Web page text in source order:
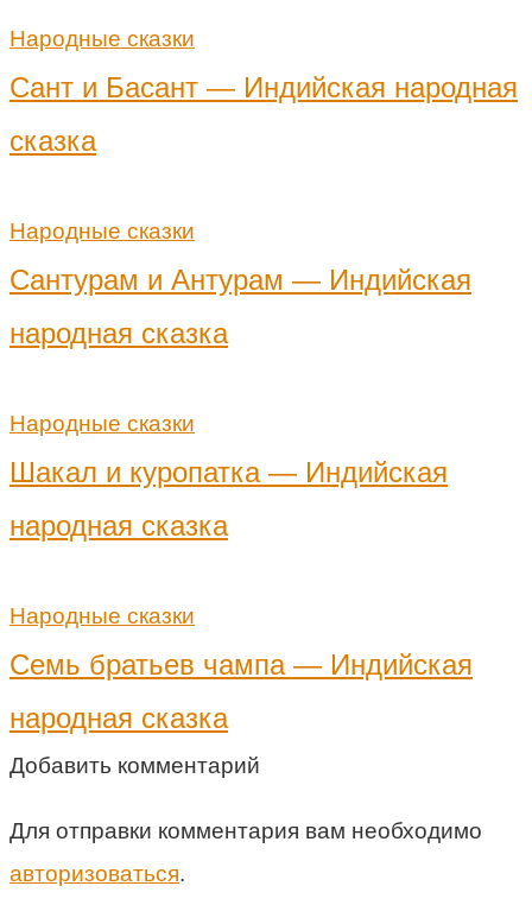
Народные сказки
Сант и Басант — Индийская народная
сказка
Народные сказки
Сантурам и Антурам — Индийская
народная сказка
Народные сказки
Шакал и куропатка — Индийская
народная сказка
Народные сказки
Семь братьев чампа — Индийская
народная сказка
Добавить комментарий
Для отправки комментария вам необходимо
авторизоваться.